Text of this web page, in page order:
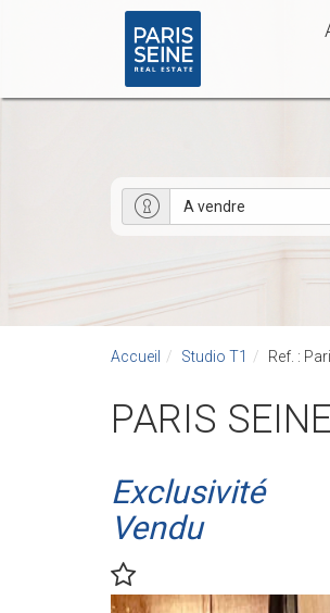
A vendre
Accueil Studio T1 Ref. :
PARIS
Exclusivité
Vendu